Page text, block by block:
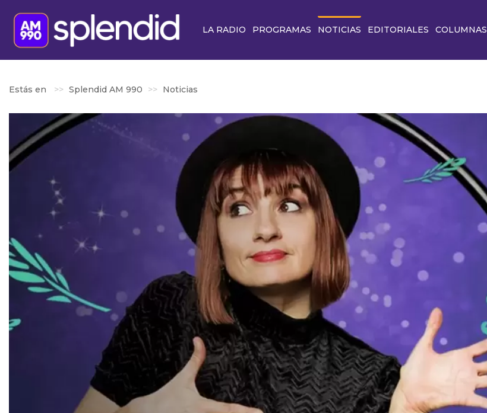
LA RADIO PROGRAMAS NOTICIAS EDITORIALES COLUMNAS
Estás en Splendid AM 990 Noticias